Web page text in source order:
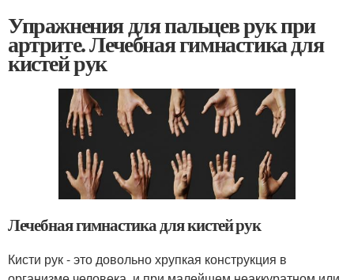
Упражнения для пальцев рук при
артрите. Лечебная гимнастика для
кистей рук
Лечебная гимнастика для кистей рук
Кисти рук - это довольно хрупкая конструкция в